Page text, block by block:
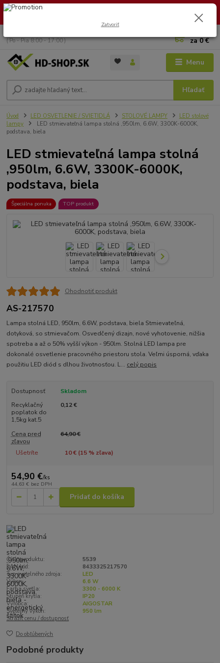
🏖️ DOVOLENKA 30.7.2026 – 9.8.2026 · Objednávky vybavíme po
Menu
Hľadať
( Po - Pia 8:00 - 17:00 )
za0 €
Úvod LED OSVETLENIE / SVIETIDLÁ STOLOVÉ LAMPY
LED stolové
lampy
LED stmievateľná lampa stolná ,950lm, 6.6W, 3300K-6000K,
podstava, biela
LED stmievateľná lampa stolná
,950lm, 6.6W, 3300K-6000K,
podstava, biela
Špeciálna ponuka TOP produkt
Ohodnotiť produkt
AS-217570
Lampa stolná LED, 950lm, 6.6W, podstava, biela Stmievateľná,
dotyková, so stmievačom. Osvedčený dizajn, nové vyhotovenie, nižšia
spotreba a až o 50% vyšší výkon - 950lm. Stolná LED lampa pre
dokonalé osvetlenie pracovného priestoru stola. Veľmi úsporná, vďaka
použitiu LED diód s dlhou životnosťou. L... celý popis
Dostupnosť
Skladom
Recyklačný
poplatok do
1,5kg kat.5
0,12 €
Cena pred
zľavou
64,90 €
Ušetríte 10 € (15% zľava)
54,90 €/ks
44,63 € bez DPH
Pridať do košíka
Číslo produktu:
5539
EAN kód:
8433325217570
Typ svetelného zdroja:
LED
Výkon:
6.6 W
Farba svetla:
3300 - 6000 K
Stupeň krytia:
IP20
Výrobca:
AIGOSTAR
Svetelný výkon:
950 lm
Strážiť cenu / dostupnosť
Do obľúbených
Podobné produkty
Zatvoriť